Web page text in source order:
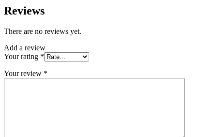
Reviews
There are no reviews yet.
Add a review
Your rating *
Your review *